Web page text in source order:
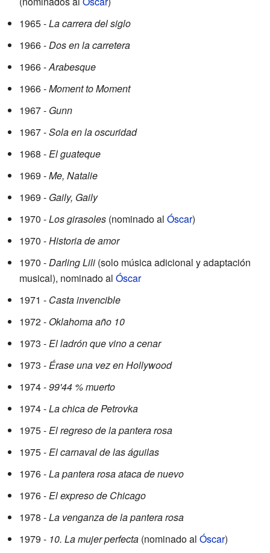
1965 -La carrera del siglo
1966 -Dos en la carretera
1966 -Arabesque
1966 -Moment to Moment
1967 - Gunn
1967 -Sola en la oscuridad
1968 -El guateque
1969 -Me, Natalie
1969 - Gaily, Gaily
1970 -Los girasoles (nominado al Óscar)
1970 -Historia de amor
1970 -Darling Lili (solo música adicional y adaptación
musical), nominado al Óscar
1971 - Casta invencible
1972 - Oklahoma año 10
1973 -El ladrón que vino a cenar
1973 -Érase una vez en Hollywood
1974 -99'44 % muerto
1974 -La chica de Petrovka
1975 -El regreso de la pantera rosa
1975 -El carnaval de las águilas
1976 -La pantera rosa ataca de nuevo
1976 -El expreso de Chicago
1978 -La venganza de la pantera rosa
1979 - 10. La mujer perfecta (nominado al Óscar)